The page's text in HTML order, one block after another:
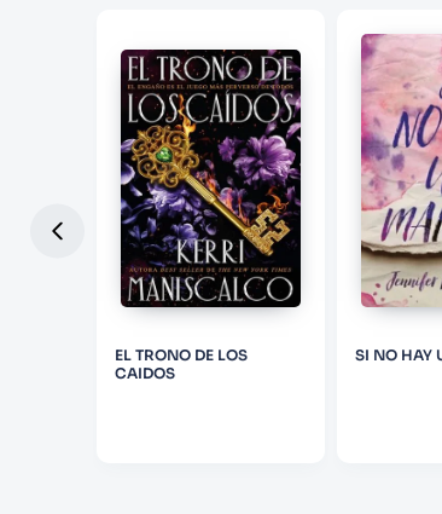
EL TRONO DE LOS
CAIDOS
SI NO HAY